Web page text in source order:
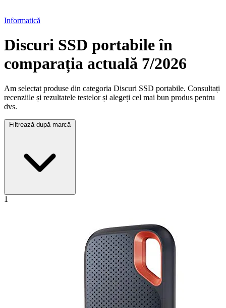
Informatică
Discuri SSD portabile în
comparația actuală 7/2026
Am selectat produse din categoria Discuri SSD portabile. Consultați
recenziile și rezultatele testelor și alegeți cel mai bun produs pentru
dvs.
1